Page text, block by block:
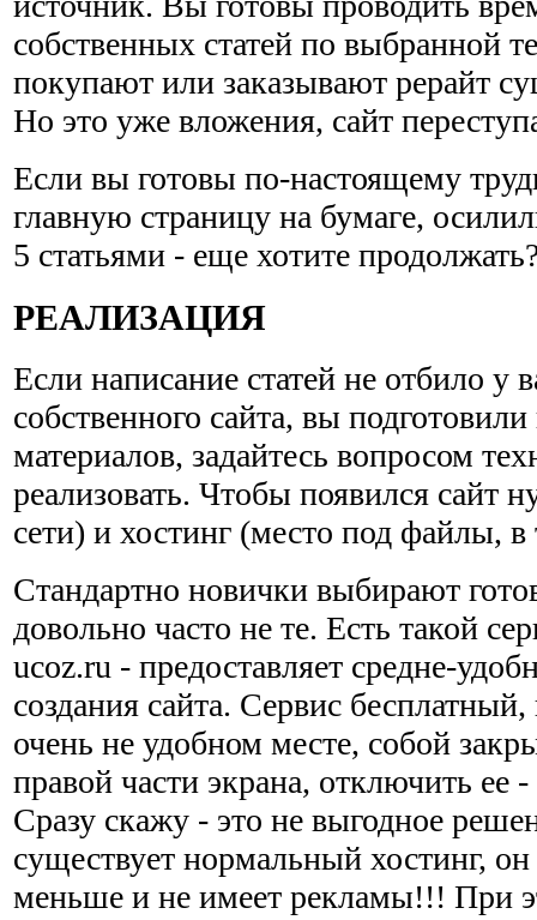
собственных статей по выбранной
покупают или заказывают рерайт
Но это уже вложения, сайт
Если вы готовы по-настоящему
главную страницу на бумаге,
5 статьями - еще хотите
РЕАЛИЗАЦИЯ
Если написание статей не отбило у
собственного сайта, вы
материалов, задайтесь вопросом
реализовать. Чтобы появился сайт
сети) и хостинг (место под файлы,
Стандартно новички выбирают
довольно часто не те. Есть такой
ucoz.ru - предоставляет средне-
создания сайта. Сервис
очень не удобном месте, собой
правой части экрана, отключить ее
Сразу скажу - это не выгодное
существует нормальный хостинг, он
меньше и не имеет рекламы!!! При